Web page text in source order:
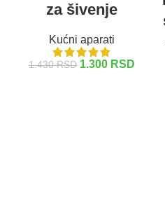
za šivenje
Kućni aparati
1.430RSD 1.300 RSD